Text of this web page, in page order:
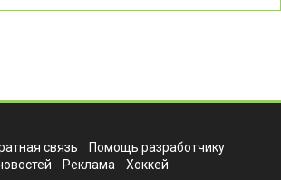
связь
Помощь разработчику
Реклама Хоккей